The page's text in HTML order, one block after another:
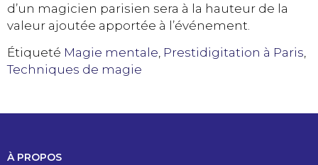
d’un magicien parisien sera à la hauteur de la
valeur ajoutée apportée à l’événement.
Étiqueté Magie mentale, Prestidigitation à Paris,
Techniques de magie
À PROPOS